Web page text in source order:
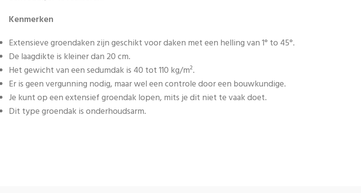
Kenmerken
Extensieve groendaken zijn geschikt voor daken met een helling van 1° to 45°.
De laagdikte is kleiner dan 20 cm.
Het gewicht van een sedumdak is 40 tot 110 kg/m².
Er is geen vergunning nodig, maar wel een controle door een bouwkundige.
Je kunt op een extensief groendak lopen, mits je dit niet te vaak doet.
Dit type groendak is onderhoudsarm.